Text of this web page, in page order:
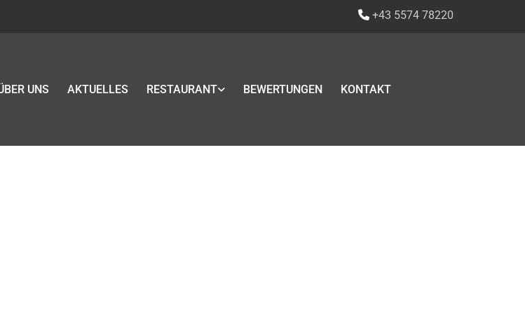
 +43 5574 78220
UNS AKTUELLES RESTAURANT BEWERTUNGEN KONTAKT